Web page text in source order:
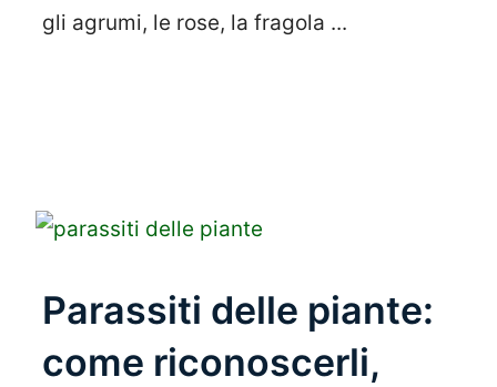
gli agrumi, le rose, la fragola ...
Parassiti delle piante:
come riconoscerli,